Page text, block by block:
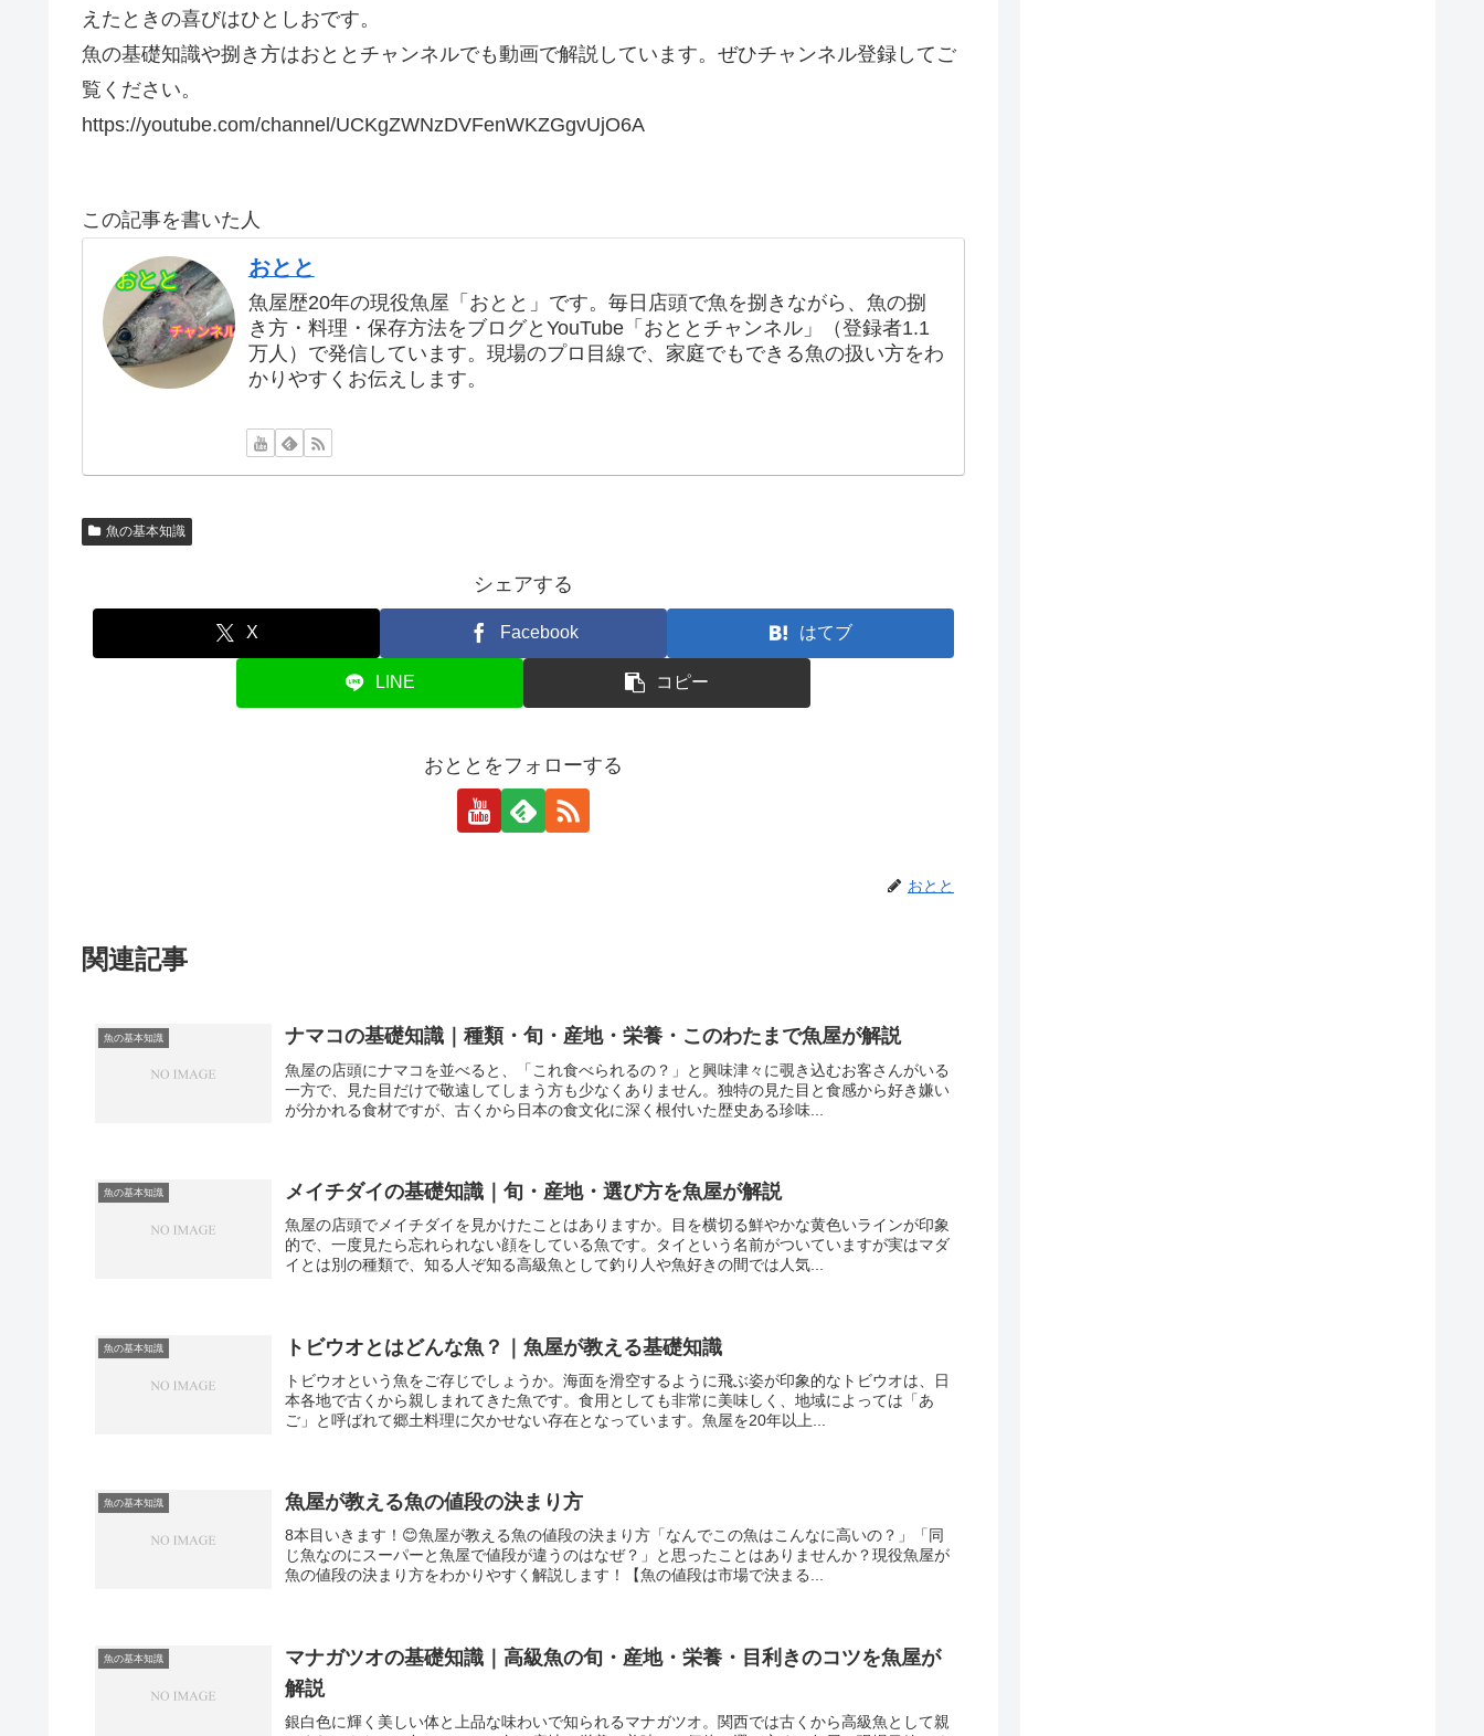
えたときの喜びはひとしおです。
魚の基礎知識や捌き方はおととチャンネルでも動画で解説しています。ぜひチャンネル登録してご
覧ください。
https://youtube.com/channel/UCKgZWNzDVFenWKZGgvUjO6A
この記事を書いた人
おとと
魚屋歴20年の現役魚屋「おとと」です。毎日店頭で魚を捌きながら、魚の捌
き方・料理・保存方法をブログとYouTube「おととチャンネル」（登録者1.1
万人）で発信しています。現場のプロ目線で、家庭でもできる魚の扱い方をわ
かりやすくお伝えします。
魚の基本知識
シェアする
X Facebook はてブ
LINE コピー
おととをフォローする
おとと
関連記事
魚の基本知識 ナマコの基礎知識｜種類・旬・産地・栄養・このわたまで魚屋が解説
魚屋の店頭にナマコを並べると、「これ食べられるの？」と興味津々に覗き込むお客さんがいる
一方で、見た目だけで敬遠してしまう方も少なくありません。独特の見た目と食感から好き嫌い
が分かれる食材ですが、古くから日本の食文化に深く根付いた歴史ある珍味...
魚の基本知識 メイチダイの基礎知識｜旬・産地・選び方を魚屋が解説
魚屋の店頭でメイチダイを見かけたことはありますか。目を横切る鮮やかな黄色いラインが印象
的で、一度見たら忘れられない顔をしている魚です。タイという名前がついていますが実はマダ
イとは別の種類で、知る人ぞ知る高級魚として釣り人や魚好きの間では人気...
魚の基本知識 トビウオとはどんな魚？｜魚屋が教える基礎知識
トビウオという魚をご存じでしょうか。海面を滑空するように飛ぶ姿が印象的なトビウオは、日
本各地で古くから親しまれてきた魚です。食用としても非常に美味しく、地域によっては「あ
ご」と呼ばれて郷土料理に欠かせない存在となっています。魚屋を20年以上...
魚の基本知識 魚屋が教える魚の値段の決まり方
8本目いきます！😊魚屋が教える魚の値段の決まり方「なんでこの魚はこんなに高いの？」「同
じ魚なのにスーパーと魚屋で値段が違うのはなぜ？」と思ったことはありませんか？現役魚屋が
魚の値段の決まり方をわかりやすく解説します！【魚の値段は市場で決まる...
魚の基本知識
マナガツオの基礎知識｜高級魚の旬・産地・栄養・目利きのコツを魚屋が
解説
銀白色に輝く美しい体と上品な味わいで知られるマナガツオ。関西では古くから高級魚として親